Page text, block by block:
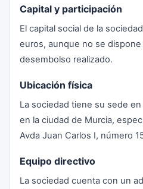
Capital y participación
El capital social de la
euros, aunque no se
desembolso realizado.
Ubicación física
La sociedad tiene su sede
en la ciudad de Murcia,
Avda Juan Carlos I, número
Equipo directivo
La sociedad cuenta con un